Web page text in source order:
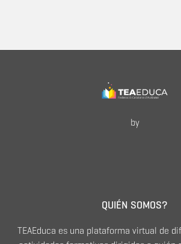
by
QUIÉN SOMOS?
TEAEduca es una plataforma virtual de